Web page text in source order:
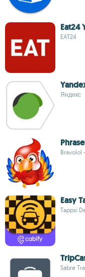
Eat24
EAT24
Яндекс
Bravolol
Easy
Tappsi
Sabre